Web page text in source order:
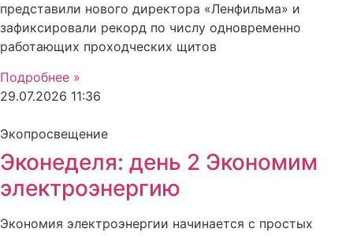
представили нового директора «Ленфильма» и
зафиксировали рекорд по числу одновременно
работающих проходческих щитов
Подробнее »
29.07.2026 11:36
Экопросвещение
Эконеделя: день 2 Экономим
электроэнергию
Экономия электроэнергии начинается с простых